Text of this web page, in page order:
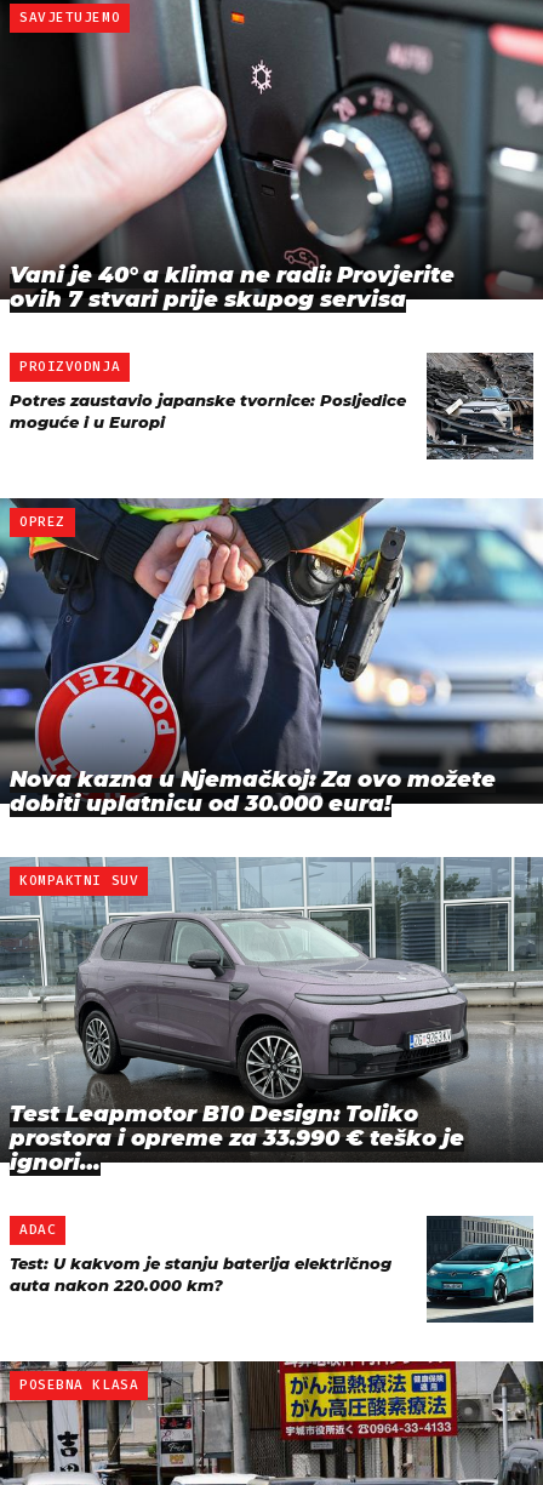
SAVJETUJEMO
Vani je 40° a klima ne radi: Provjerite
ovih 7 stvari prije skupog servisa
PROIZVODNJA
Potres zaustavio japanske tvornice: Posljedice
moguće i u Europi
OPREZ
Nova kazna u Njemačkoj: Za ovo možete
dobiti uplatnicu od 30.000 eura!
KOMPAKTNI SUV
Test Leapmotor B10 Design: Toliko
prostora i opreme za 33.990 € teško je
ignori…
ADAC
Test: U kakvom je stanju baterija električnog
auta nakon 220.000 km?
POSEBNA KLASA